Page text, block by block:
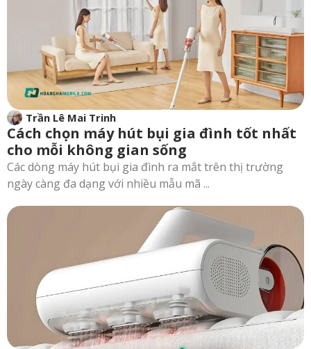
Trần Lê Mai Trinh
Cách chọn máy hút bụi gia đình tốt nhất
cho mỗi không gian sống
Các dòng máy hút bụi gia đình ra mắt trên thị trường
ngày càng đa dạng với nhiều mẫu mã ...